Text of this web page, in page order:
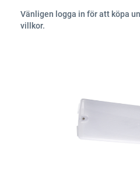
Vänligen logga in för att köpa
villkor.